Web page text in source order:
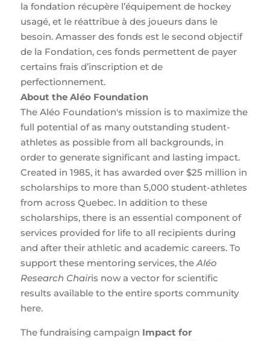
la fondation récupère l’équipement de hockey
usagé, et le réattribue à des joueurs dans le
besoin. Amasser des fonds est le second objectif
de la Fondation, ces fonds permettent de payer
certains frais d’inscription et de
perfectionnement.
About the Aléo Foundation
The Aléo Foundation's mission is to maximize the
full potential of as many outstanding student-
athletes as possible from all backgrounds, in
order to generate significant and lasting impact.
Created in 1985, it has awarded over $25 million in
scholarships to more than 5,000 student-athletes
from across Quebec. In addition to these
scholarships, there is an essential component of
services provided for life to all recipients during
and after their athletic and academic careers. To
support these mentoring services, theAléo
Research Chairis now a vector for scientific
results available to the entire sports community
here.
The fundraising campaign Impact for